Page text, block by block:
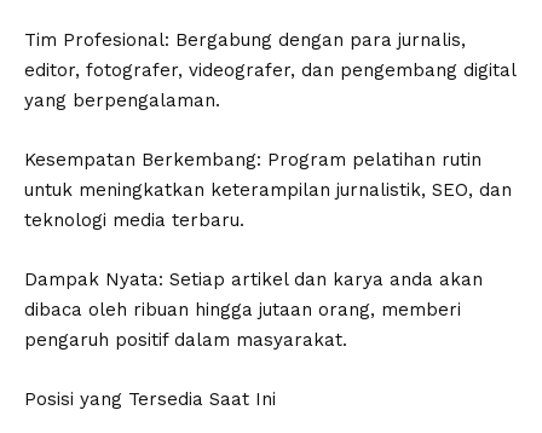
Tim Profesional: Bergabung dengan para jurnalis,
editor, fotografer, videografer, dan pengembang digital
yang berpengalaman.
Kesempatan Berkembang: Program pelatihan rutin
untuk meningkatkan keterampilan jurnalistik, SEO, dan
teknologi media terbaru.
Dampak Nyata: Setiap artikel dan karya anda akan
dibaca oleh ribuan hingga jutaan orang, memberi
pengaruh positif dalam masyarakat.
Posisi yang Tersedia Saat Ini